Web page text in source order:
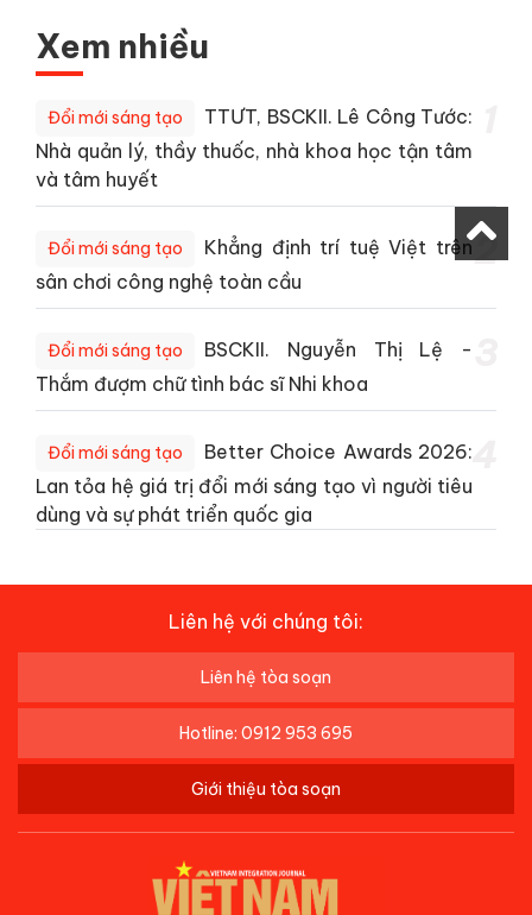
Xem nhiều
Đổi mới sáng tạo
TTƯT, BSCKII. Lê Công Tước:
Nhà quản lý, thầy thuốc, nhà khoa học tận tâm
và tâm huyết
Đổi mới sáng tạo
Khẳng định trí tuệ Việt trên
sân chơi công nghệ toàn cầu
2
Đổi mới sáng tạo
BSCKII. Nguyễn Thị Lệ -
Thắm đượm chữ tình bác sĩ Nhi khoa
Đổi mới sáng tạo
Better Choice Awards 2026:
Lan tỏa hệ giá trị đổi mới sáng tạo vì người tiêu
dùng và sự phát triển quốc gia
Liên hệ với chúng tôi:
Liên hệ tòa soạn
Hotline: 0912 953 695
Giới thiệu tòa soạn